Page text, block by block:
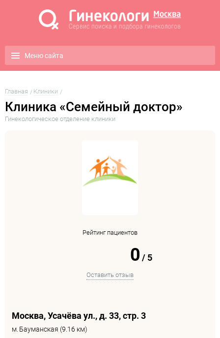
Меню сайта
Главная Клиники
Клиника «Семейный доктор»
Гинекологическое отделение клиники
Рейтинг пациентов
0 / 5
Оставить отзыв
Москва, Усачёва ул., д. 33, стр. 3
м. Бауманская (9.16 км)